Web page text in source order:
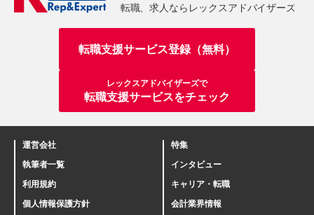
転職支援サービス登録（無料）
レックスアドバイザーズで
転職支援サービスをチェック
運営会社
執筆者一覧
利用規約
個人情報保護方針
特集
インタビュー
キャリア・転職
会計業界情報